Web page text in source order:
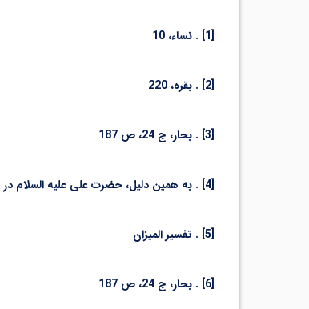
[1] . نساء، 10
[2] . بقره، 220
[3] . بحار، ج 24، ص 187
[4] . به همین دلیل، حضرت علی علیه السلام در نهج البلاغه، در مورد رعایت حقوق اجیر، کشاورز، زن و یتیم، سفارش بیشتری کرده است. مانند: «اللّه اللّه فی الایتام» نهج البلاغه، نامه 47
[5] . تفسیر المیزان
[6] . بحار، ج 24، ص 187